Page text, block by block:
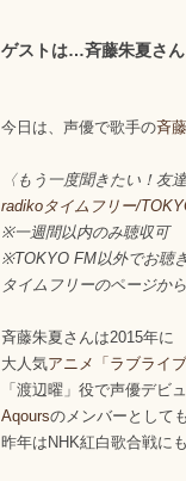
ゲストは…斉藤朱夏さん
今日は、声優で歌手の斉
〈もう一度聞きたい！友
radikoタイムフリー/
※一週間以内のみ聴収可
※TOKYO FM以外でお聴
タイムフリーのページか
斉藤朱夏さんは2015年に
大人気アニメ「ラブライ
「渡辺曜」役で声優デビ
Aqoursのメンバーとして
昨年はNHK紅白歌合戦に